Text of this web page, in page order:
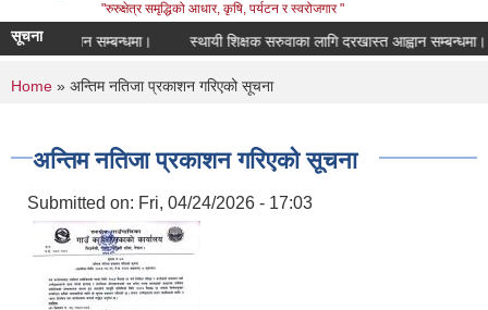
"रुरुक्षेत्र समृद्धिको आधार, कृषि, पर्यटन र स्वरोजगार "
सूचनाआह्वान सम्बन्धमा। स्थायी शिक्षक सरुवाका लागि दरखास्त आह्वान सम्बन्धमा।
You are here
Home » अन्तिम नतिजा प्रकाशन गरिएको सूचना
अन्तिम नतिजा प्रकाशन गरिएको सूचना
Submitted on: Fri, 04/24/2026 - 17:03